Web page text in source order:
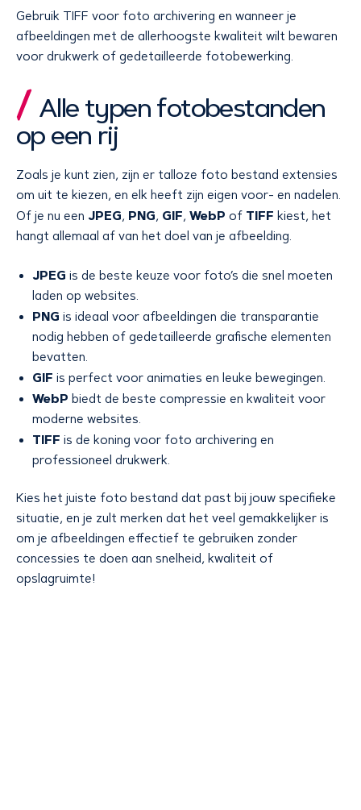
Gebruik TIFF voor foto archivering en wanneer je
afbeeldingen met de allerhoogste kwaliteit wilt bewaren
voor drukwerk of gedetailleerde fotobewerking.
Alle typen fotobestanden
op een rij
Zoals je kunt zien, zijn er talloze foto bestand extensies
om uit te kiezen, en elk heeft zijn eigen voor- en nadelen.
Of je nu een JPEG, PNG, GIF, WebP of TIFF kiest, het
hangt allemaal af van het doel van je afbeelding.
JPEG is de beste keuze voor foto’s die snel moeten
laden op websites.
PNG is ideaal voor afbeeldingen die transparantie
nodig hebben of gedetailleerde grafische elementen
bevatten.
GIF is perfect voor animaties en leuke bewegingen.
WebP biedt de beste compressie en kwaliteit voor
moderne websites.
TIFF is de koning voor foto archivering en
professioneel drukwerk.
Kies het juiste foto bestand dat past bij jouw specifieke
situatie, en je zult merken dat het veel gemakkelijker is
om je afbeeldingen effectief te gebruiken zonder
concessies te doen aan snelheid, kwaliteit of
opslagruimte!